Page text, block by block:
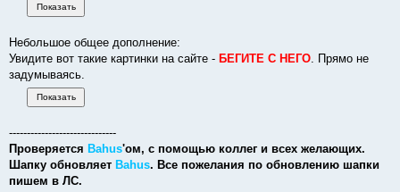
Небольшое общее дополнение:
Увидите вот такие картинки на сайте - БЕГИТЕ С НЕГО. Прямо не
задумываясь.
------------------------------
Проверяется Bahus'ом, с помощью коллег и всех желающих.
Шапку обновляет Bahus. Все пожелания по обновлению шапки
пишем в ЛС.